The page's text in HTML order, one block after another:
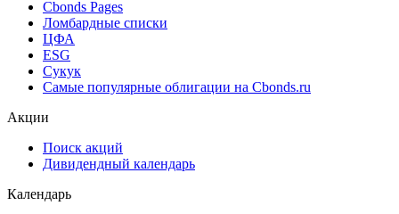
Cbonds Estimation Onshore
Cbonds Valuation
Рэнкинги инвест. банков и юр. консультантов
Cbonds Awards
Cbonds Pages
Ломбардные списки
ESG
Самые популярные облигации на Cbonds.ru